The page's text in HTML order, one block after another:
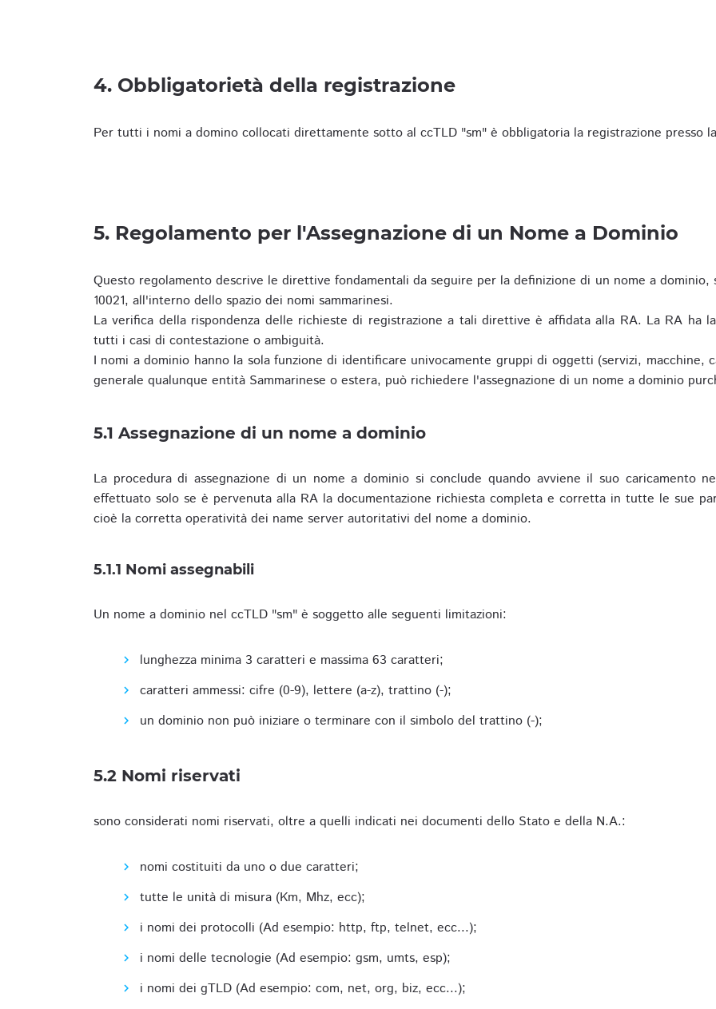
4. Obbligatorietà della registrazione
Per tutti i nomi a domino collocati direttamente sotto al ccTLD "sm" è obbligatoria la registrazione presso
5. Regolamento per l'Assegnazione di un Nome a Dominio
Questo regolamento descrive le direttive fondamentali da seguire per la definizione di un nome a
10021, all'interno dello spazio dei nomi sammarinesi.
La verifica della rispondenza delle richieste di registrazione a tali direttive è affidata alla RA. La RA ha
tutti i casi di contestazione o ambiguità.
I nomi a dominio hanno la sola funzione di identificare univocamente gruppi di oggetti (servizi, macchine,
generale qualunque entità Sammarinese o estera, può richiedere l'assegnazione di un nome a dominio
5.1 Assegnazione di un nome a dominio
La procedura di assegnazione di un nome a dominio si conclude quando avviene il suo caricamento
effettuato solo se è pervenuta alla RA la documentazione richiesta completa e corretta in tutte le sue
cioè la corretta operatività dei name server autoritativi del nome a dominio.
5.1.1 Nomi assegnabili
Un nome a dominio nel ccTLD "sm" è soggetto alle seguenti limitazioni:
lunghezza minima 3 caratteri e massima 63 caratteri;
caratteri ammessi: cifre (0-9), lettere (a-z), trattino (-);
un dominio non può iniziare o terminare con il simbolo del trattino (-);
5.2 Nomi riservati
sono considerati nomi riservati, oltre a quelli indicati nei documenti dello Stato e della N.A.:
nomi costituiti da uno o due caratteri;
tutte le unità di misura (Km, Mhz, ecc);
i nomi dei protocolli (Ad esempio: http, ftp, telnet, ecc...);
i nomi delle tecnologie (Ad esempio: gsm, umts, esp);
i nomi dei gTLD (Ad esempio: com, net, org, biz, ecc...);